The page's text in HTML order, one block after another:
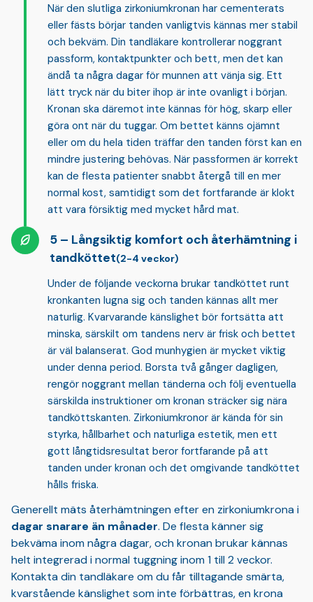
När den slutliga zirkoniumkronan har cementerats
eller fästs börjar tanden vanligtvis kännas mer stabil
och bekväm. Din tandläkare kontrollerar noggrant
passform, kontaktpunkter och bett, men det kan
ändå ta några dagar för munnen att vänja sig. Ett
lätt tryck när du biter ihop är inte ovanligt i början.
Kronan ska däremot inte kännas för hög, skarp eller
göra ont när du tuggar. Om bettet känns ojämnt
eller om du hela tiden träffar den tanden först kan en
mindre justering behövas. När passformen är korrekt
kan de flesta patienter snabbt återgå till en mer
normal kost, samtidigt som det fortfarande är klokt
att vara försiktig med mycket hård mat.
Långsiktig komfort och återhämtning i
tandköttet(2-4 veckor)
Under de följande veckorna brukar tandköttet runt
kronkanten lugna sig och tanden kännas allt mer
naturlig. Kvarvarande känslighet bör fortsätta att
minska, särskilt om tandens nerv är frisk och bettet
är väl balanserat. God munhygien är mycket viktig
under denna period. Borsta två gånger dagligen,
rengör noggrant mellan tänderna och följ eventuella
särskilda instruktioner om kronan sträcker sig nära
tandköttskanten. Zirkoniumkronor är kända för sin
styrka, hållbarhet och naturliga estetik, men ett
gott långtidsresultat beror fortfarande på att
tanden under kronan och det omgivande tandköttet
hålls friska.
Generellt mäts återhämtningen efter en zirkoniumkrona i
dagar snarare än månader. De flesta känner sig
bekväma inom några dagar, och kronan brukar kännas
helt integrerad i normal tuggning inom 1 till 2 veckor.
Kontakta din tandläkare om du får tilltagande smärta,
kvarstående känslighet som inte förbättras, en krona